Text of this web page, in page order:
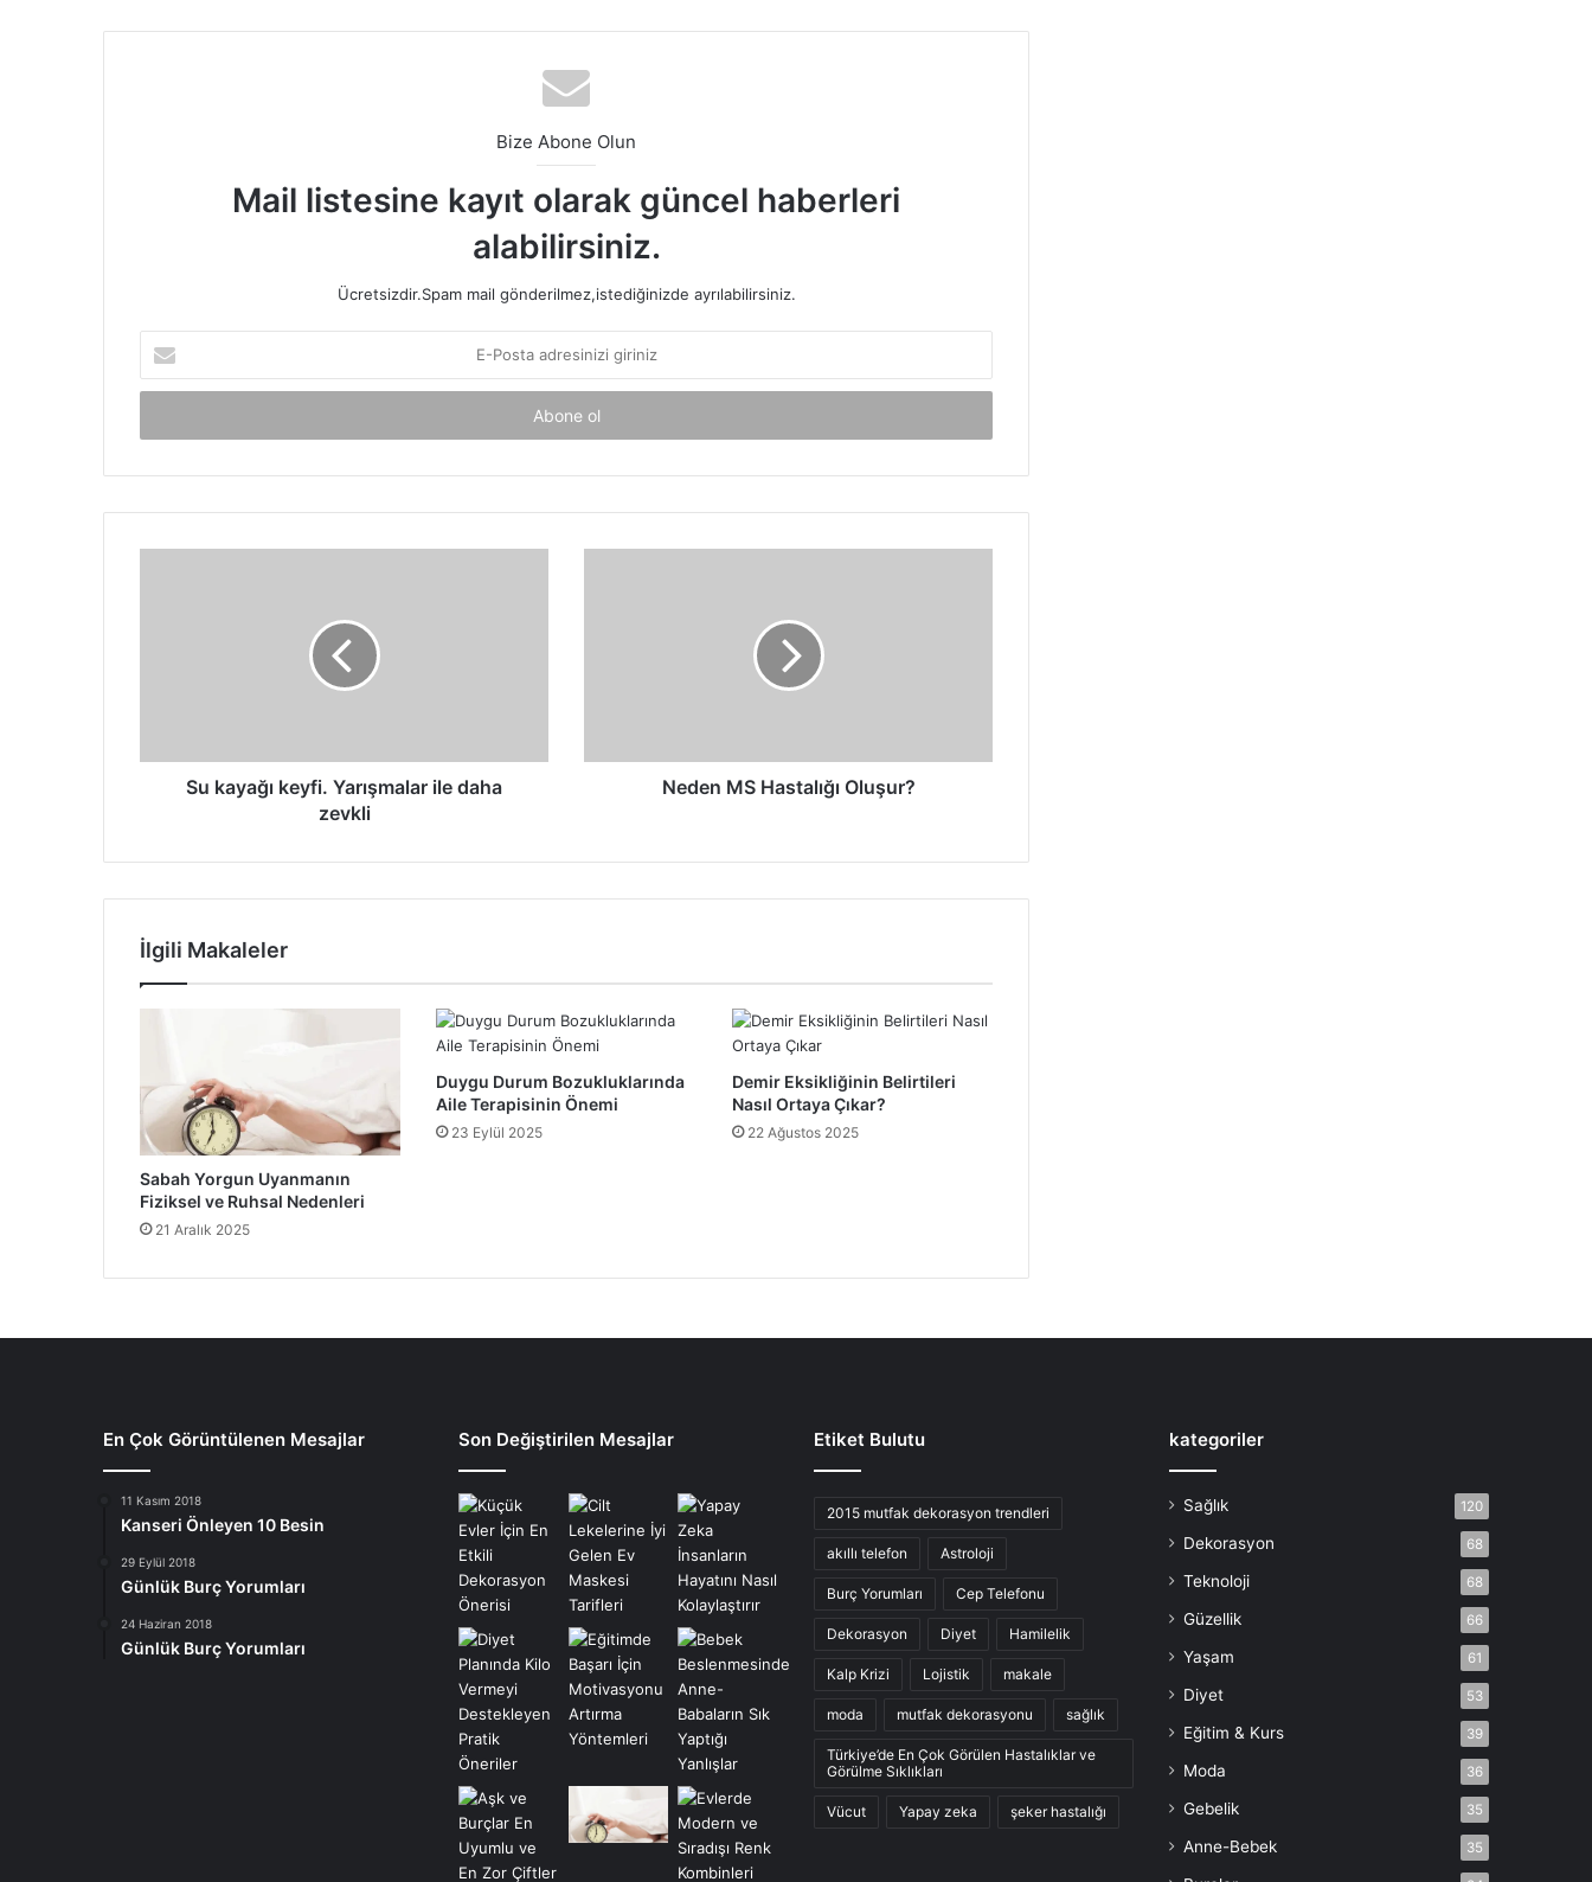
Bize Abone Olun
Mail listesine kayıt olarak güncel haberleri
alabilirsiniz.
Ücretsizdir.Spam mail gönderilmez,istediğinizde ayrılabilirsiniz.
Posta
adresinizi
Su kayağı keyfi. Yarışmalar ile daha
zevkli
Neden MS Hastalığı Oluşur?
İlgili Makaleler
Sabah Yorgun Uyanmanın
Fiziksel ve Ruhsal Nedenleri
21 Aralık 2025
Duygu Durum Bozukluklarında
Aile Terapisinin Önemi
23 Eylül 2025
Demir Eksikliğinin Belirtileri
Nasıl Ortaya Çıkar?
22 Ağustos 2025
En Çok Görüntülenen Mesajlar
11 Kasım 2018
Kanseri Önleyen 10 Besin
29 Eylül 2018
Günlük Burç Yorumları
24 Haziran 2018
Günlük Burç Yorumları
Son Değiştirilen Mesajlar Etiket Bulutu
2015 mutfak dekorasyon trendleri
akıllı telefon Astroloji
Burç Yorumları Cep Telefonu
Dekorasyon Diyet Hamilelik
Kalp Krizi Lojistik makale
moda mutfak dekorasyonu sağlık
Türkiye’de En Çok Görülen Hastalıklar ve
Görülme Sıklıkları
Vücut Yapay zeka şeker hastalığı
kategoriler
Sağlık 120
Dekorasyon 68
Teknoloji 68
Güzellik 66
Yaşam 61
Diyet 53
Eğitim & Kurs 39
Moda 36
Gebelik 35
Anne-Bebek 35